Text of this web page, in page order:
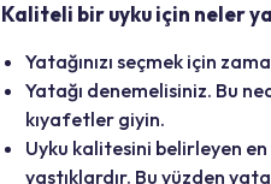
Kaliteli bir uyku için neler
Yatağınızı seçmek için
Yatağı denemelisiniz. Bu
kıyafetler giyin.
Uyku kalitesini belirleyen
yastıklardır. Bu yüzden